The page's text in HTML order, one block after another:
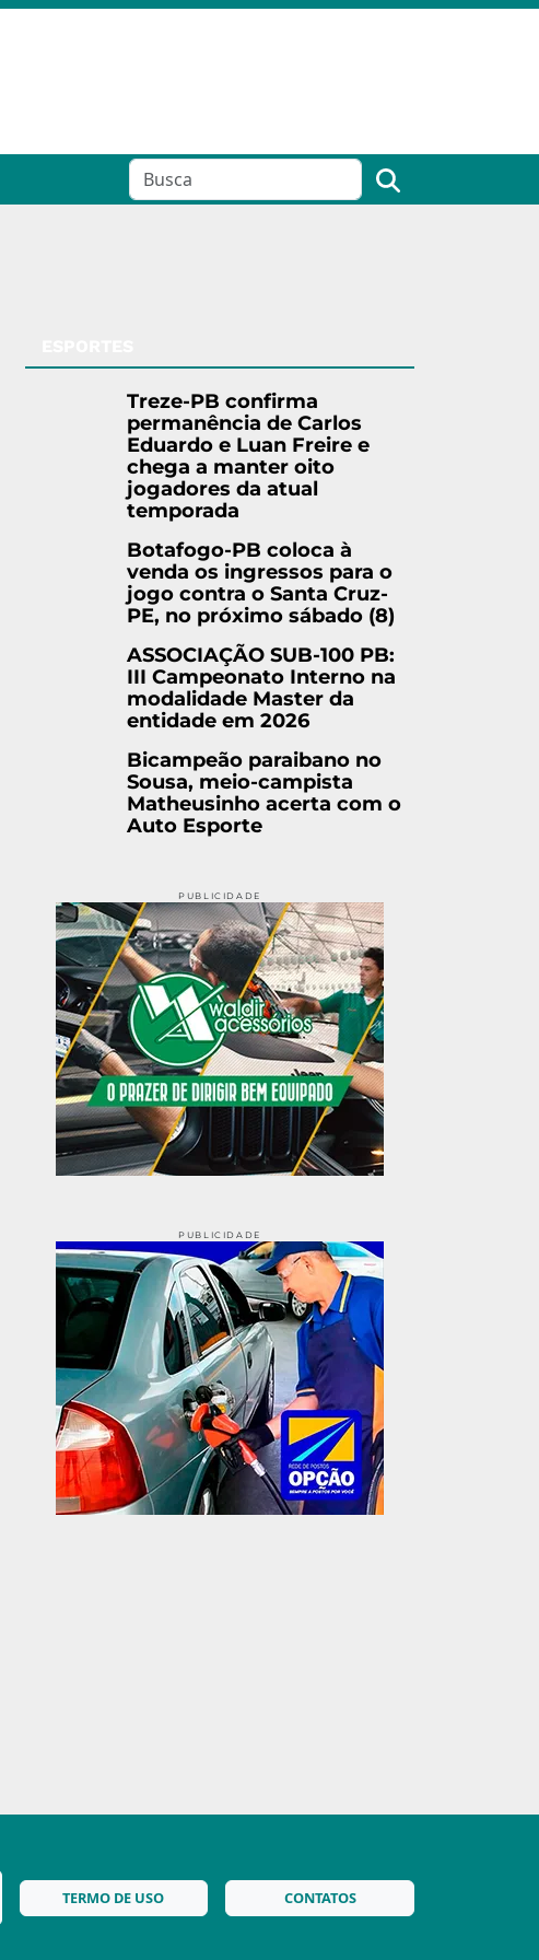
Treze-PB confirma
permanência de Carlos
Eduardo e Luan Freire e
chega a manter oito
jogadores da atual
temporada
Botafogo-PB coloca à
venda os ingressos para o
jogo contra o Santa Cruz-
PE, no próximo sábado (8)
ASSOCIAÇÃO SUB-100 PB:
III Campeonato Interno na
modalidade Master da
entidade em 2026
Bicampeão paraibano no
Sousa, meio-campista
Matheusinho acerta com o
Auto Esporte
PUBLICIDADE
PUBLICIDADE
TERMO DE USO CONTATOS